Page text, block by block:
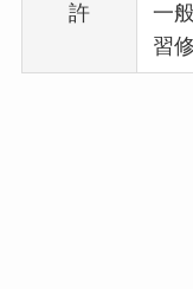
許
一
習